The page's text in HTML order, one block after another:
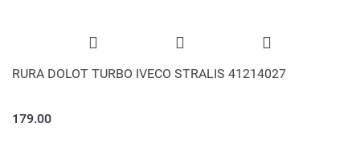
RURA DOLOT TURBO IVECO STRALIS 41214027
179.00